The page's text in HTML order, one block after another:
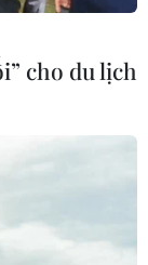
cho du lịch